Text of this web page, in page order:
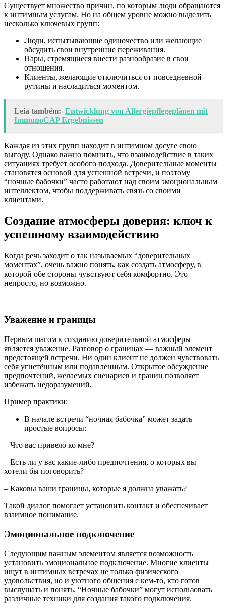
Существует множество причин, по которым люди обращаются
к интимным услугам. Но на общем уровне можно выделить
несколько ключевых групп:
Люди, испытывающие одиночество или желающие
обсудить свои внутренние переживания.
Пары, стремящиеся внести разнообразие в свои
отношения.
Клиенты, желающие отключиться от повседневной
рутины и насладиться моментом.
Leia também: Entwicklung von Allergiepflegeplänen mit
ImmunoCAP Ergebnissen
Каждая из этих групп находит в интимном досуге свою
выгоду. Однако важно помнить, что взаимодействие в таких
ситуациях требует особого подхода. Доверительные моменты
становятся основой для успешной встречи, и поэтому
“ночные бабочки” часто работают над своим эмоциональным
интеллектом, чтобы поддерживать связь со своими
клиентами.
Создание атмосферы доверия: ключ к
успешному взаимодействию
Когда речь заходит о так называемых “доверительных
моментах”, очень важно понять, как создать атмосферу, в
которой обе стороны чувствуют себя комфортно. Это
непросто, но возможно.
Уважение и границы
Первым шагом к созданию доверительной атмосферы
является уважение. Разговор о границах — важный элемент
предстоящей встречи. Ни один клиент не должен чувствовать
себя угнетённым или подавленным. Открытое обсуждение
предпочтений, желаемых сценариев и границ позволяет
избежать недоразумений.
Пример практики:
В начале встречи “ночная бабочка” может задать
простые вопросы:
– Что вас привело ко мне?
– Есть ли у вас какие-либо предпочтения, о которых вы
хотели бы поговорить?
– Каковы ваши границы, которые я должна уважать?
Такой диалог помогает установить контакт и обеспечивает
взаимное понимание.
Эмоциональное подключение
Следующим важным элементом является возможность
установить эмоциональное подключение. Многие клиенты
ищут в интимных встречах не только физического
удовольствия, но и уютного общения с кем-то, кто готов
выслушать и понять. “Ночные бабочки” могут использовать
различные техники для создания такого подключения.